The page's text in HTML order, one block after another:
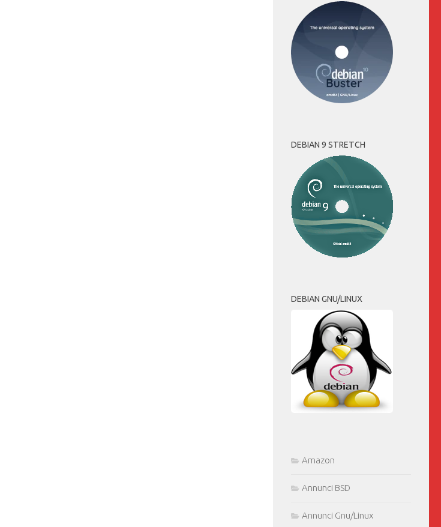
DEBIAN 9 STRETCH
DEBIAN GNU/LINUX
Amazon
Annunci BSD
Annunci Gnu/Linux